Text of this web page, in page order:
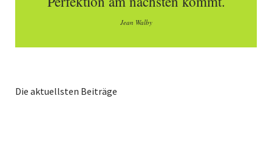
Jean Walby
Die aktuellsten Beiträge